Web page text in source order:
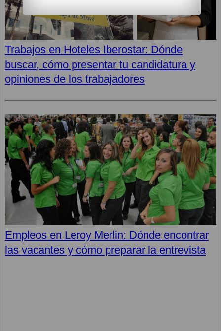
Trabajos en Hoteles Iberostar: Dónde
buscar, cómo presentar tu candidatura y
opiniones de los trabajadores
Empleos en Leroy Merlin: Dónde encontrar
las vacantes y cómo preparar la entrevista